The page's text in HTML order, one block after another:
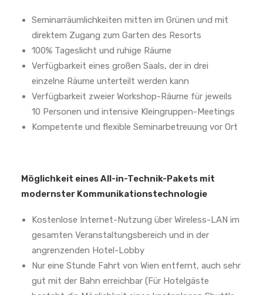
Seminarräumlichkeiten mitten im Grünen und mit
direktem Zugang zum Garten des Resorts
100% Tageslicht und ruhige Räume
Verfügbarkeit eines großen Saals, der in drei
einzelne Räume unterteilt werden kann
Verfügbarkeit zweier Workshop-Räume für jeweils
10 Personen und intensive Kleingruppen-Meetings
Kompetente und flexible Seminarbetreuung vor Ort
Möglichkeit eines All-in-Technik-Pakets mit
modernster Kommunikationstechnologie
Kostenlose Internet-Nutzung über Wireless-LAN im
gesamten Veranstaltungsbereich und in der
angrenzenden Hotel-Lobby
Nur eine Stunde Fahrt von Wien entfernt, auch sehr
gut mit der Bahn erreichbar (Für Hotelgäste